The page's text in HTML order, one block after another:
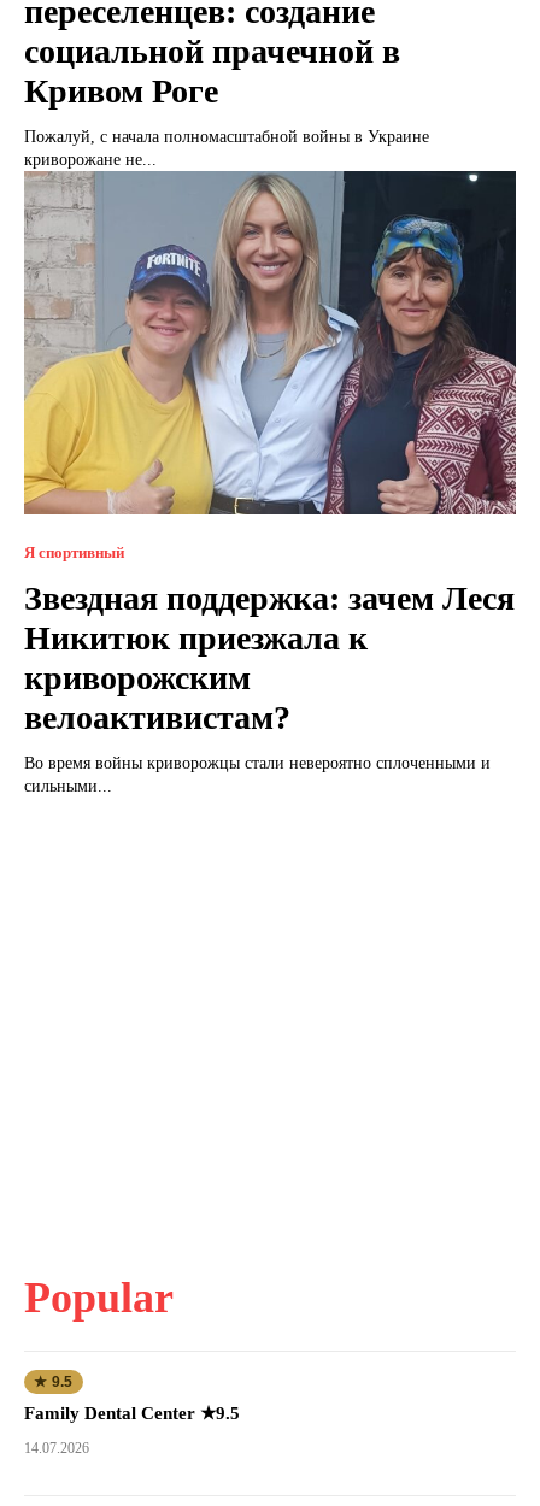
переселенцев: создание
социальной прачечной в
Кривом Роге
Пожалуй, с начала полномасштабной войны в Украине
криворожане не...
Я спортивный
Звездная поддержка: зачем Леся
Никитюк приезжала к
криворожским
велоактивистам?
Во время войны криворожцы стали невероятно сплоченными и
сильными...
Popular
★ 9.5
Family Dental Center ★9.5
14.07.2026